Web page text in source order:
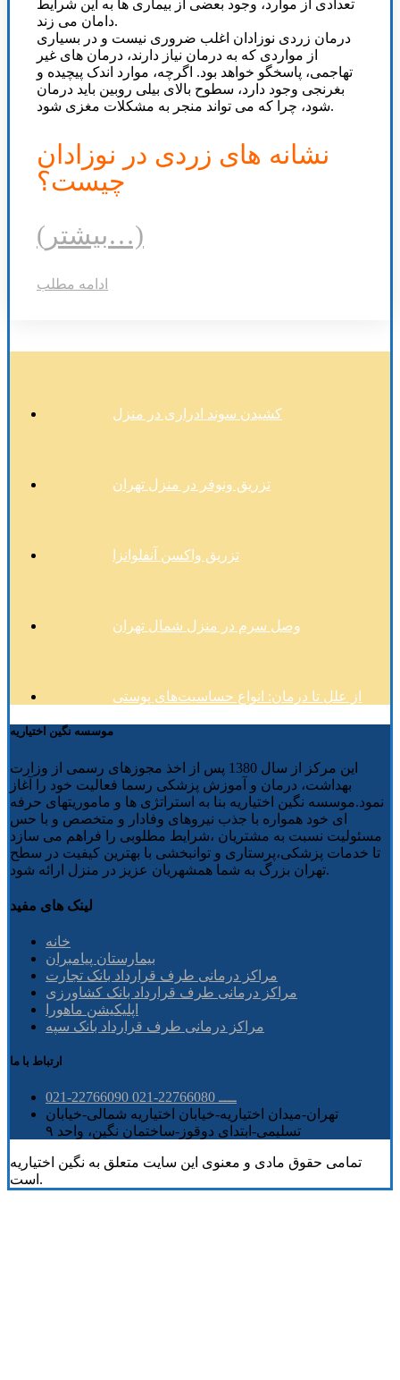
تعدادی از موارد، وجود بعضی از بیماری ها به این شرایط
دامان می زند.
درمان زردی نوزادان اغلب ضروری نیست و در بسیاری
از مواردی که به درمان نیاز دارند، درمان های غیر
تهاجمی، پاسخگو خواهد بود. اگرچه، موارد اندک پیچیده و
بغرنجی وجود دارد، سطوح بالای بیلی روبین باید درمان
شود، چرا که می تواند منجر به مشکلات مغزی شود.
نشانه های زردی در نوزادان
چیست؟
(بیشتر…)
ادامه مطلب
کشیدن سوند ادراری در منزل
تزریق ونوفر در منزل تهران
تزریق واکسن آنفلوانزا
وصل سرم در منزل شمال تهران
از علل تا درمان: انواع حساسیت‌های پوستی
موسسه نگین اختیاریه
این مرکز از سال 1380 پس از اخذ مجوزهای رسمی از وزارت
بهداشت، درمان و آموزش پزشکی رسما فعالیت خود را آغاز
نمود.موسسه نگین اختیاریه بنا به استراتژی ها و ماموریتهای حرفه
ای خود همواره با جذب نیروهای وفادار و متخصص و با حس
مسئولیت نسبت به مشتریان ،شرایط مطلوبی را فراهم می سازد
تا خدمات پزشکی،پرستاری و توانبخشی با بهترین کیفیت در سطح
تهران بزرگ به شما همشهریان عزیز در منزل ارائه شود.
لینک های مفید
خانه
بیمارستان پیامبران
مراکز درمانی طرف قرارداد بانک تجارت
مراکز درمانی طرف قرارداد بانک کشاورزی
اپلیکیشن ماهورا
مراکز درمانی طرف قرارداد بانک سپه
ارتباط با ما
021-22766090 ــــ 22766080-021
تهران-میدان اختیاریه-خیابان اختیاریه شمالی-خیابان
تسلیمی-ابتدای دوقوز-ساختمان نگین، واحد ۹
تمامی حقوق مادی و معنوی این سایت متعلق به نگین اختیاریه
است.